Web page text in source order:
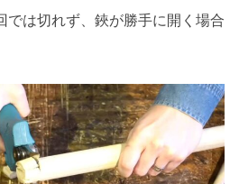
では切れず、鋏が勝手に開く場合